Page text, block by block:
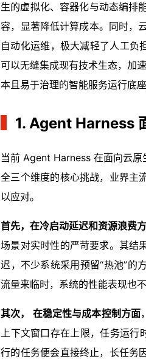
生的虚拟化、容器化与动态编排
容，显著降低计算成本。同时，
自动化运维，极大减轻了人工
可以无缝集成现有技术生态，加
本且易于治理的智能服务运行底座
1. Agent Harness
当前 Agent Harness 在面向云
全三个维度的核心挑战，业界主
以应对。
首先，在冷启动延迟和资源浪费
场景对实时性的严苛要求。其结
迟，不少系统采用预留“热池”的
流量来临时，系统的性能表现也不
其次， 在稳定性与成本控制方面
上下文窗口存在上限，任务运行
行的任务便会直接终止，长任务